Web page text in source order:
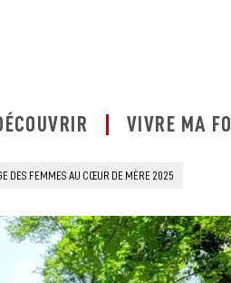
VIVRE MA FOI
DES FEMMES AU CŒUR DE MÈRE 2025